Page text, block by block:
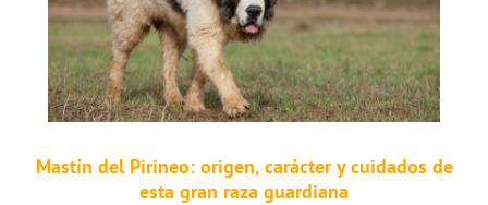
Mastín del Pirineo: origen, carácter y cuidados de
esta gran raza guardiana